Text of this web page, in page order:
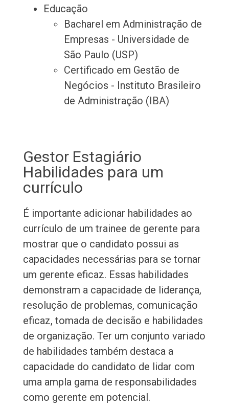
Educação
Bacharel em Administração de
Empresas - Universidade de
São Paulo (USP)
Certificado em Gestão de
Negócios - Instituto Brasileiro
de Administração (IBA)
Gestor Estagiário
Habilidades para um
currículo
É importante adicionar habilidades ao
currículo de um trainee de gerente para
mostrar que o candidato possui as
capacidades necessárias para se tornar
um gerente eficaz. Essas habilidades
demonstram a capacidade de liderança,
resolução de problemas, comunicação
eficaz, tomada de decisão e habilidades
de organização. Ter um conjunto variado
de habilidades também destaca a
capacidade do candidato de lidar com
uma ampla gama de responsabilidades
como gerente em potencial.